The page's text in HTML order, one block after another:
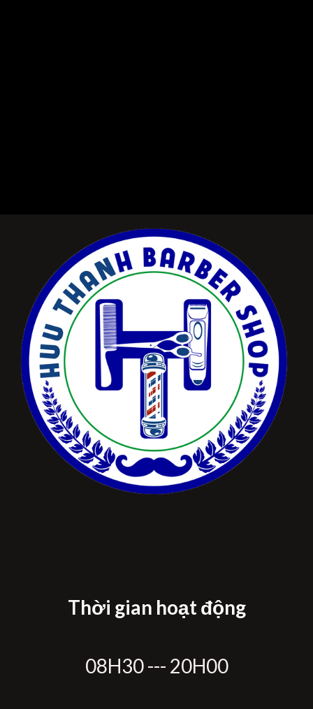
Thời gian hoạt động
08H30 --- 20H00